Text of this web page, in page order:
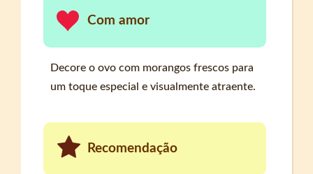
Com amor
Decore o ovo com morangos frescos para
um toque especial e visualmente atraente.
Recomendação